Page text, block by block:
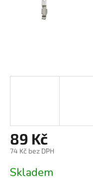
89 Kč
74 Kč bez DPH
cena:
Skladem